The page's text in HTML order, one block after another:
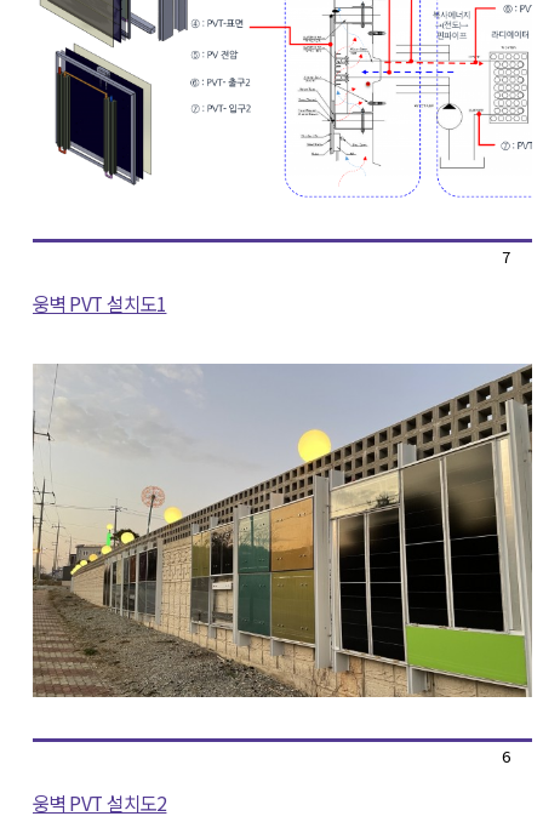
7
웅벽 PVT 설치도1
6
웅벽 PVT 설치도2